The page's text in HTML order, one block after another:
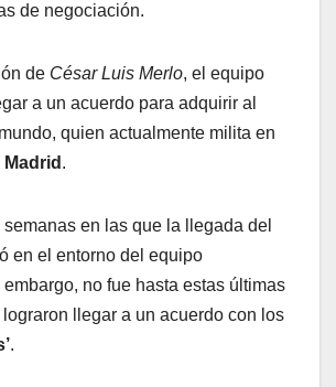
de negociación.
de César Luis Merlo, el equipo
a un acuerdo para adquirir al
quien actualmente milita en
.
en las que la llegada del
en el entorno del equipo
no fue hasta estas últimas
llegar a un acuerdo con los
.